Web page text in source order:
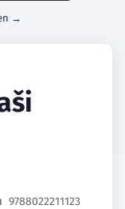
→
9788022211123